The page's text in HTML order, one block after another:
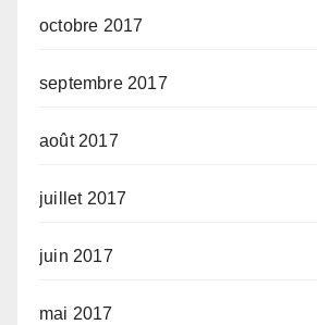
octobre 2017
septembre 2017
août 2017
juillet 2017
juin 2017
mai 2017